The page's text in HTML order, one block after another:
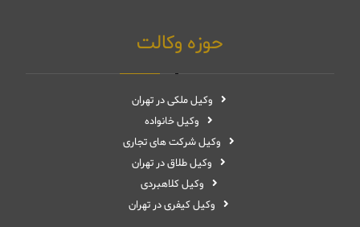
حوزه وکالت
وکیل ملکی در تهران
وکیل خانواده
وکیل شرکت های تجاری
وکیل طلاق در تهران
وکیل کلاهبردی
وکیل کیفری در تهران